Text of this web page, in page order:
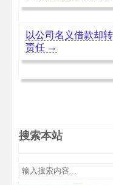
以公司名义借款却
责任 →
搜索本站